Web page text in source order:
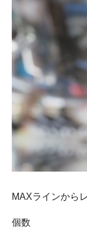
MAXラインから
個数